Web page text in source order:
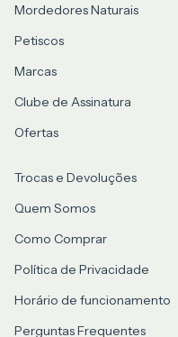
Mordedores Naturais
Petiscos
Marcas
Clube de Assinatura
Ofertas
Trocas e Devoluções
Quem Somos
Como Comprar
Política de Privacidade
Horário de funcionamento
Perguntas Frequentes